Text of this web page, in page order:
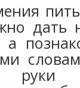
дать
а
руки